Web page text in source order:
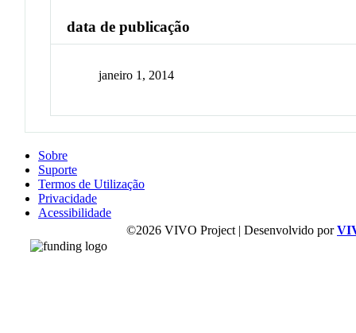
data de publicação
janeiro 1, 2014
Sobre
Suporte
Termos de Utilização
Privacidade
Acessibilidade
©2026 VIVO Project | Desenvolvido por